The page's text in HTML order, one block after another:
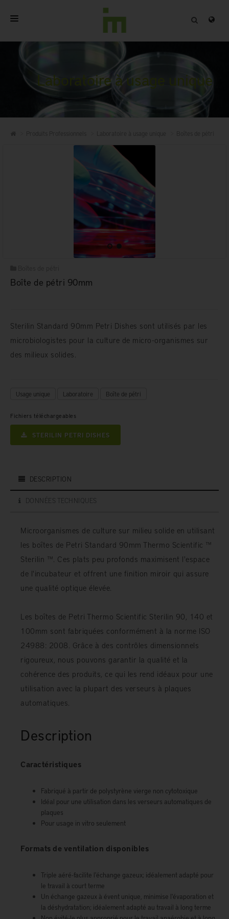
A PROPOS
PRODUITS PROFESSIONNELS
QUALITÉ
Laboratoire à usage unique
Boîte de pétri 90mm
Sterilin Standard 90mm Petri Dishes sont utilisés par les
microbiologistes pour la culture de micro-organismes sur
des milieux solides.
Usage unique Laboratoire Boîte de pétri
Fichiers téléchargeables
STERILIN PETRI DISHES
DESCRIPTION
DONNÉES TECHNIQUES
Microorganismes de culture sur milieu solide en utilisant
les boîtes de Petri Standard 90mm Thermo Scientific ™
Sterilin ™. Ces plats peu profonds maximisent l'espace
de l'incubateur et offrent une finition miroir qui assure
une qualité optique élevée.
Les boîtes de Petri Thermo Scientific Sterilin 90, 140 et
100mm sont fabriquées conformément à la norme ISO
24988: 2008. Grâce à des contrôles dimensionnels
rigoureux, nous pouvons garantir la qualité et la
cohérence des produits, ce qui les rend idéaux pour une
utilisation avec la plupart des verseurs à plaques
automatiques.
Description
Caractéristiques
Fabriqué à partir de polystyrène vierge non cytotoxique
Idéal pour une utilisation dans les verseurs automatiques de
plaques
Pour usage in vitro seulement
Formats de ventilation disponibles
Triple aéré-facilite l'échange gazeux; idéalement adapté pour
le travail à court terme
Un échange gazeux à évent unique, minimise l'évaporation et
la déshydratation; idéalement adapté au travail à long terme